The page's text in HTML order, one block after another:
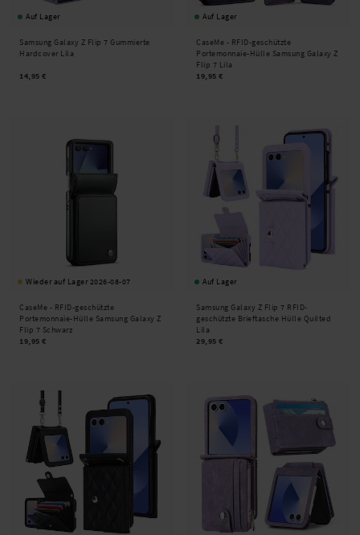
Auf Lager
Samsung Galaxy Z Flip 7 Gummierte
Hardcover Lila
14,95 €
Auf Lager
CaseMe - RFID-geschützte
Portemonnaie-Hülle Samsung Galaxy Z
Flip 7 Lila
19,95 €
Wieder auf Lager 2026-08-07
CaseMe - RFID-geschützte
Portemonnaie-Hülle Samsung Galaxy Z
Flip 7 Schwarz
19,95 €
Auf Lager
Samsung Galaxy Z Flip 7 RFID-
geschützte Brieftasche Hülle Quilted
Lila
29,95 €